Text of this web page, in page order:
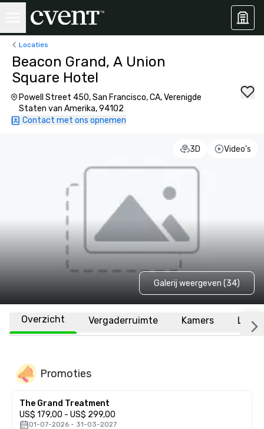
Locaties
Beacon Grand, A Union
Square Hotel
Powell Street 450, San Francisco, CA, Verenigde
Staten van Amerika, 94102
Contact met ons opnemen
3D Video's
Galerij weergeven (34)
Overzicht Vergaderruimte Kamers
Promoties
The Grand Treatment
US$ 179,00 - US$ 299,00
01-07-2026 - 31-03-2027